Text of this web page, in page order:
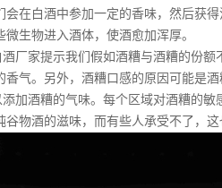
在白酒中参加一定的香味，然后获得
生物进入酒体，使酒愈加浑厚。
厂家提示我们假如酒糟与酒糟的份额
气。另外，酒糟口感的原因可能是酒
加酒糟的气味。每个区域对酒糟的敏
物酒的滋味，而有些人承受不了，这